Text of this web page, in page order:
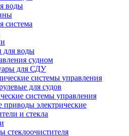
воды
система
воды
судном
для СДУ
системы управления
для судов
системы управления
приводы электрические
и стекла
стеклоочистителя